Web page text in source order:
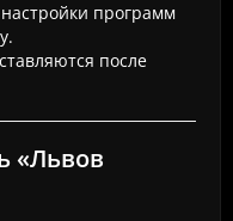
программ
после
«Львов